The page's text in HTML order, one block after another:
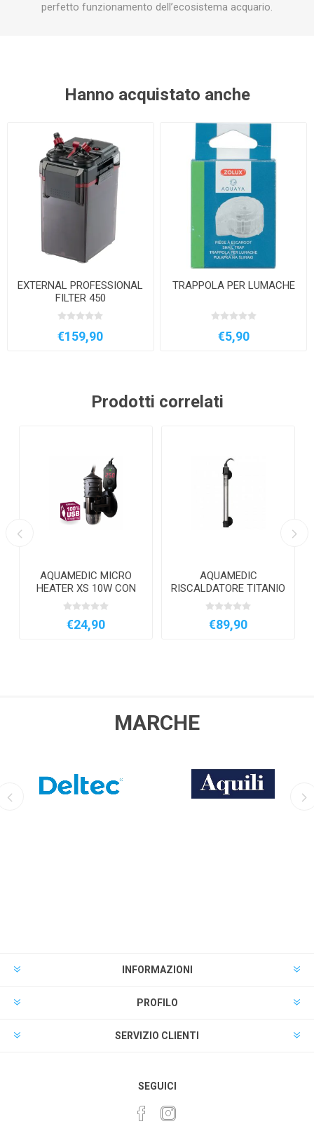
perfetto funzionamento dell’ecosistema acquario.
Hanno acquistato anche
EXTERNAL PROFESSIONAL
FILTER 450
€159,90
TRAPPOLA PER LUMACHE
€5,90
Prodotti correlati
AQUAMEDIC MICRO
HEATER XS 10W CON
CONTROLLER DIGITALE
ESTERNO
€24,90
AQUAMEDIC
RISCALDATORE TITANIO
PRO 1000 W
€89,90
MARCHE
INFORMAZIONI
PROFILO
SERVIZIO CLIENTI
SEGUICI